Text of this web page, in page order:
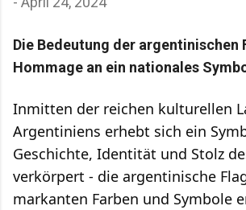
Die Bedeutung der argentinischen
Hommage an ein nationales
Inmitten der reichen kulturellen
Argentiniens erhebt sich ein
Geschichte, Identität und Stolz
verkörpert - die argentinische
markanten Farben und Symbole